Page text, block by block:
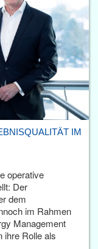
IM
operative
Der
dem
im Rahmen
Management
ihre Rolle als